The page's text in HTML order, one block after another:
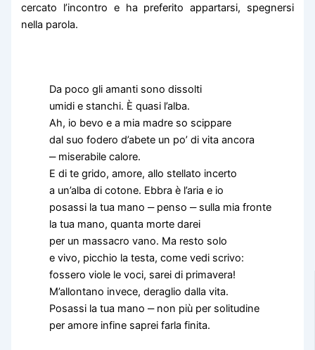
cercato l’incontro e ha preferito appartarsi, spegnersi
nella parola.
Da poco gli amanti sono dissolti
umidi e stanchi. È quasi l’alba.
Ah, io bevo e a mia madre so scippare
dal suo fodero d’abete un po’ di vita ancora
‒ miserabile calore.
E di te grido, amore, allo stellato incerto
a un’alba di cotone. Ebbra è l’aria e io
posassi la tua mano ‒ penso ‒ sulla mia fronte
la tua mano, quanta morte darei
per un massacro vano. Ma resto solo
e vivo, picchio la testa, come vedi scrivo:
fossero viole le voci, sarei di primavera!
M’allontano invece, deraglio dalla vita.
Posassi la tua mano ‒ non più per solitudine
per amore infine saprei farla finita.